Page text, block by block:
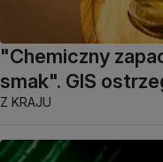
"Chemiczny
smak". GIS
Z KRAJU